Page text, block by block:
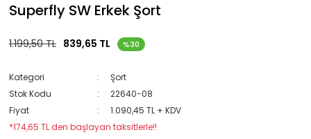
Superfly SW Erkek Şort
1.199,50 TL 839,65 TL %30
Kategori
Şort
Stok Kodu
22640-08
Fiyat
1.090,45 TL + KDV
*174,65 TL den başlayan taksitlerle!!